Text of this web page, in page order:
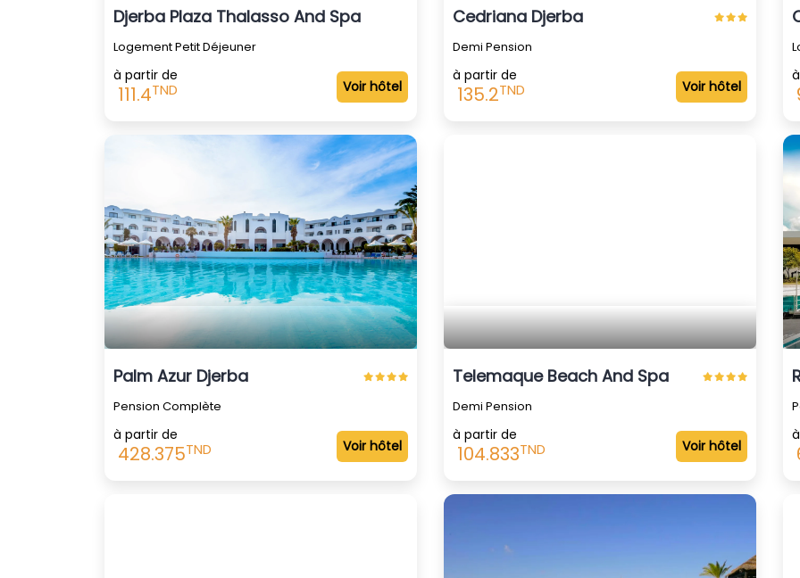
Djerba Plaza Thalasso And Spa
Logement Petit Déjeuner
à partir de
111.4TND Voir hôtel
Cedriana Djerba
Demi Pension
à partir de
135.2TND Voir hôtel
Palm Azur Djerba
Pension Complète
à partir de
428.375TND Voir hôtel
Telemaque Beach And Spa
Demi Pension
à partir de
104.833TND Voir hôtel